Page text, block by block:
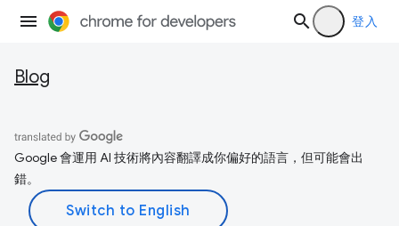
登入
Blog
Google 會運用 AI 技術將內容翻譯成你偏好的語言，但可能會出
錯。